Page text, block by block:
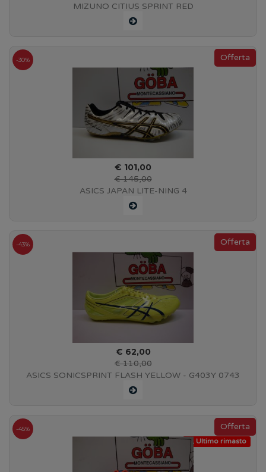
MIZUNO CITIUS SPRINT RED
-30%
€ 101,00
€ 145,00
ASICS JAPAN LITE-NING 4
-43%
€ 62,00
€ 110,00
ASICS SONICSPRINT FLASH YELLOW - G403Y 0743
Ultimo rimasto
-45%